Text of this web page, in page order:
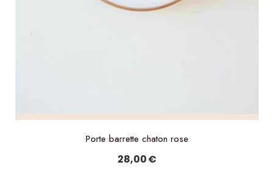
Porte barrette chaton rose
28,00€